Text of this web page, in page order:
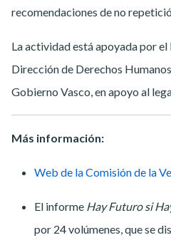
recomendaciones de no
La actividad está apoyada por
Dirección de Derechos
Gobierno Vasco, en apoyo al
Más información:
Web de la Comisión de la
El informe Hay Futuro si
por 24 volúmenes, que se